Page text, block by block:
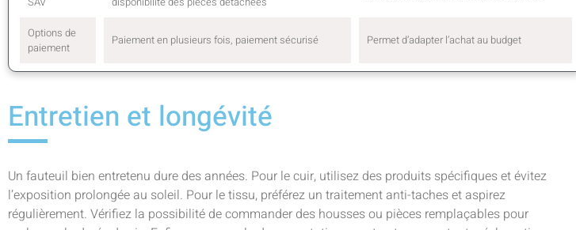
Options de
paiement
Paiement en plusieurs fois, paiement sécurisé Permet d’adapter l’achat au budget
Entretien et longévité
Un fauteuil bien entretenu dure des années. Pour le cuir, utilisez des produits spécifiques et évitez
l’exposition prolongée au soleil. Pour le tissu, préférez un traitement anti-taches et aspirez
régulièrement. Vérifiez la possibilité de commander des housses ou pièces remplaçables pour